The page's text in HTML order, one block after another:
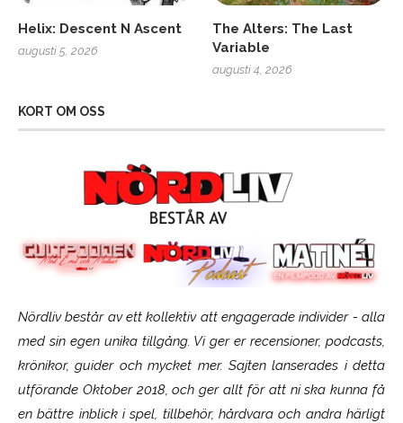
Helix: Descent N Ascent
augusti 5, 2026
The Alters: The Last
Variable
augusti 4, 2026
KORT OM OSS
Nördliv består av ett kollektiv att engagerade individer - alla
med sin egen unika tillgång. Vi ger er recensioner, podcasts,
krönikor, guider och mycket mer. Sajten lanserades i detta
utförande Oktober 2018, och ger allt för att ni ska kunna få
en bättre inblick i spel, tillbehör, hårdvara och andra härligt